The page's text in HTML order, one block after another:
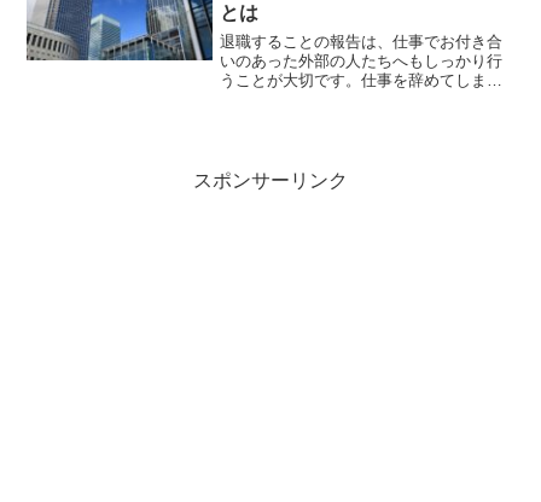
とは
退職することの報告は、仕事でお付き合
いのあった外部の人たちへもしっかり行
うことが大切です。仕事を辞めてしまえ
スポンサーリンク